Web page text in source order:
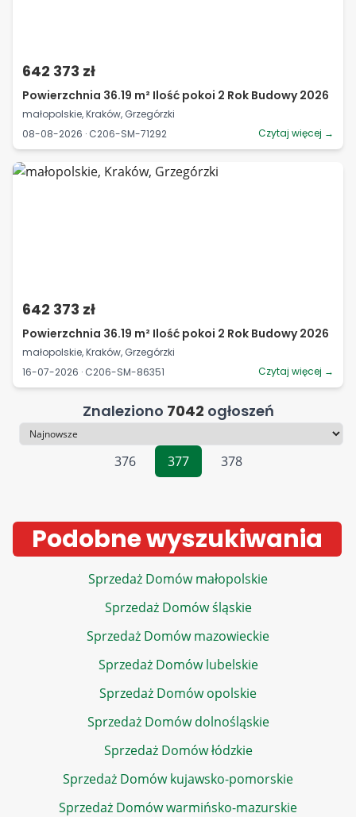
642 373 zł
Powierzchnia 36.19 m² Ilość pokoi 2 Rok Budowy 2026
małopolskie, Kraków, Grzegórzki
08-08-2026 · C206-SM-71292
Czytaj więcej →
642 373 zł
Powierzchnia 36.19 m² Ilość pokoi 2 Rok Budowy 2026
małopolskie, Kraków, Grzegórzki
16-07-2026 · C206-SM-86351
Czytaj więcej →
Znaleziono 7042 ogłoszeń
Sortowanie
376
377 378
Podobne wyszukiwania
Sprzedaż Domów małopolskie
Sprzedaż Domów śląskie
Sprzedaż Domów mazowieckie
Sprzedaż Domów lubelskie
Sprzedaż Domów opolskie
Sprzedaż Domów dolnośląskie
Sprzedaż Domów łódzkie
Sprzedaż Domów kujawsko-pomorskie
Sprzedaż Domów warmińsko-mazurskie